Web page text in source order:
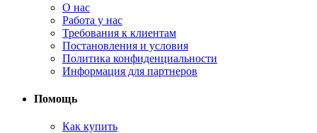
О нас
Работа у нас
Требования к клиентам
Постановления и условия
Политика конфиденциальности
Информация для партнеров
Помощь
Как купить